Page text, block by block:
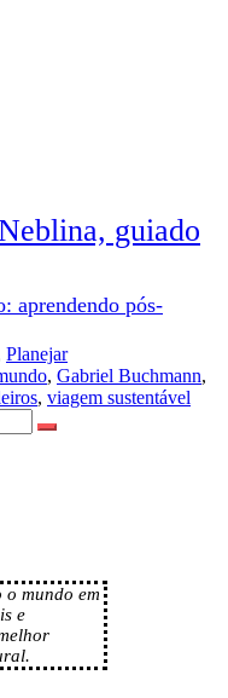
guiado
aprendendo pós-
Planejar
, Gabriel Buchmann,
, viagem sustentável
o mundo em
e